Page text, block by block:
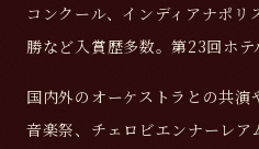
コンクール、インディアナポ
勝など入賞歴多数。第23回ホテ
国内外のオーケストラとの共
音楽祭、チェロビエンナーレア